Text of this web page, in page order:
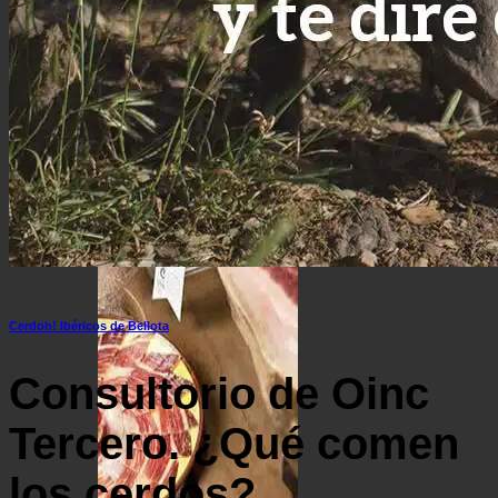
Ofertas de Navidad
Cerdoh! Ibéricos de Bellota
Consultorio de Oinc
Tercero. ¿Qué comen